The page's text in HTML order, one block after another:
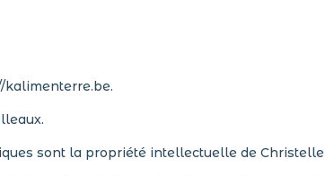
kalimenterre.be.
sont la propriété intellectuelle de